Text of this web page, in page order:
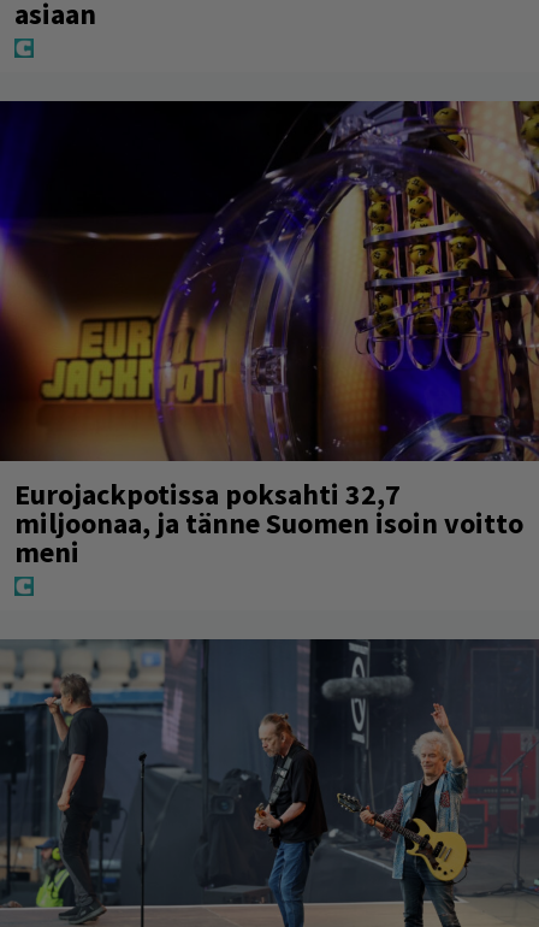
asiaan
Eurojackpotissa poksahti 32,7
miljoonaa, ja tänne Suomen isoin voitto
meni